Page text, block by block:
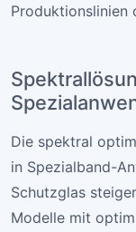
Produktionslinien
Die spektral
in Spezialband-
Schutzglas
Modelle mit